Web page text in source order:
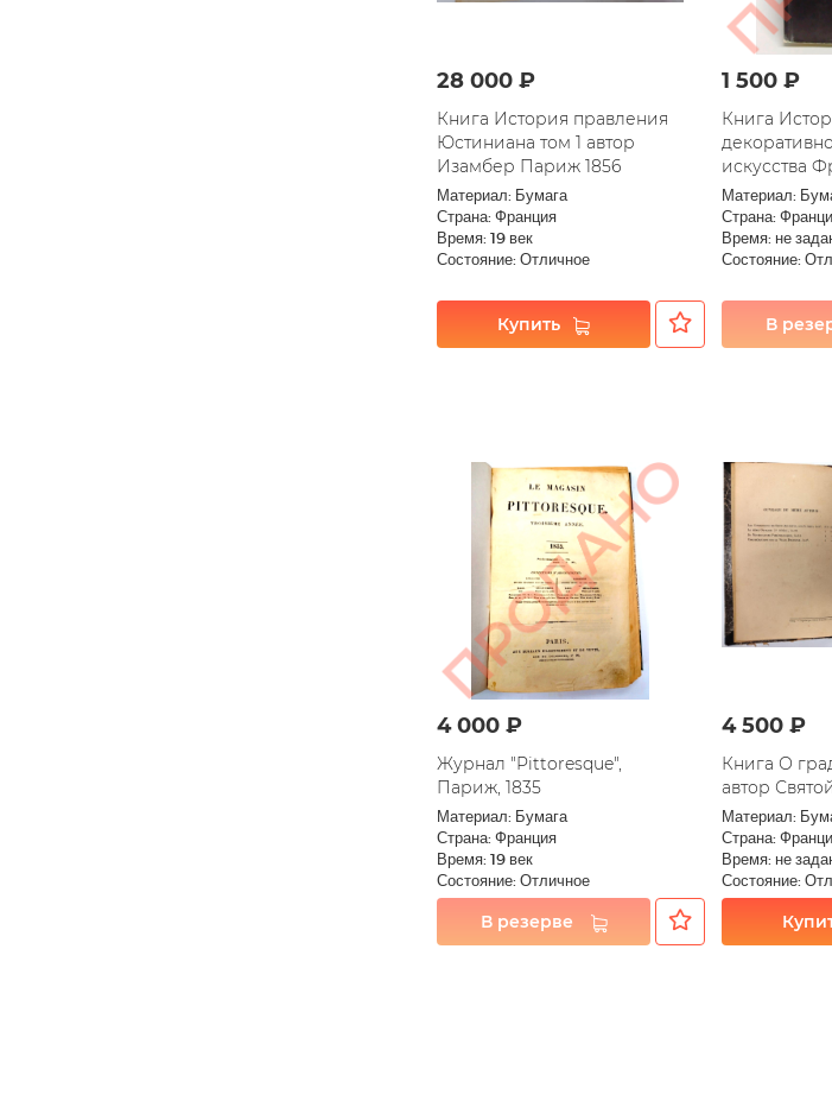
28 000 ₽
Книга История правления
Юстиниана том 1 автор
Изамбер Париж 1856
Материал: Бумага
Страна: Франция
Время: 19 век
Состояние: Отличное
Купить
1 500 ₽
Книга
искусства
Материал:
Страна:
Время: не
Состояние:
В
4 000 ₽
Журнал "Pittoresque",
Париж, 1835
Материал: Бумага
Страна: Франция
Время: 19 век
Состояние: Отличное
В резерве
4 500 ₽
Книга О
автор
Материал:
Страна:
Время: не
Состояние: